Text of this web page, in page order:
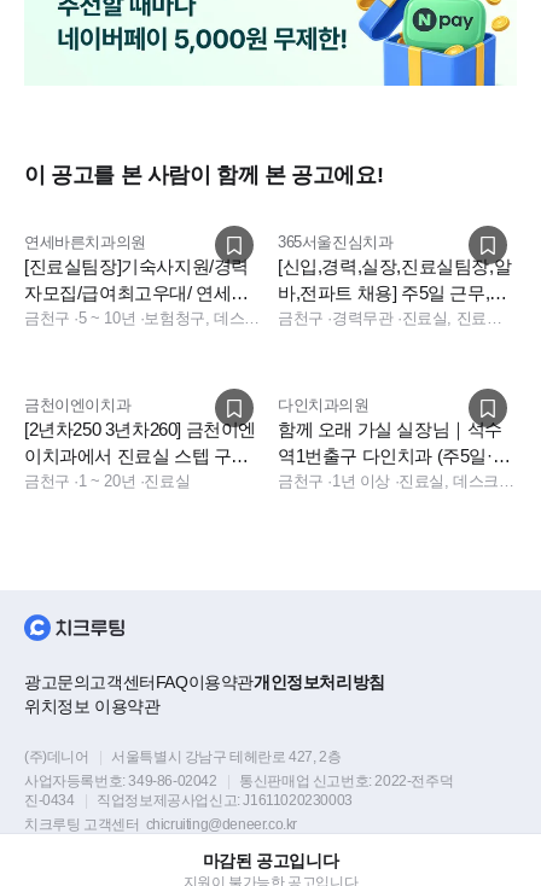
마감된 공고입니다
지원이 불가능한 공고입니다
이 공고를 본 사람이 함께 본 공고에요!
연세바른치과의원
[진료실팀장]기숙사지원/경력
자모집/급여최고우대/ 연세바
른치과에서 진료실 팀장님 구
금천구 ·5 ~ 10년 · 보험청구, 데스크, 진료실
365서울진심치과
[신입,경력,실장,진료실팀장,알
바,전파트 채용] 주5일 근무,신
규치과,인센티브
금천구 ·경력무관· 진료실, 진료팀장, 데스크, 실장, 소독실, 진료실, 데스크, 상담, 실장, 소독실
금천이엔이치과
[2년차250 3년차260] 금천이엔
이치과에서 진료실 스텝 구인
합니다.
금천구 ·1 ~ 20년 ·진료실
다인치과의원
함께 오래 가실 실장님｜석수
역1번출구 다인치과 (주5일·야
간X)
금천구 ·1년 이상 · 진료실, 데스크, 상담, 실장
광고문의고객센터FAQ이용약관개인정보처리방침
위치정보 이용약관
(주)데니어
서울특별시 강남구 테헤란로 427, 2층
사업자등록번호:349-86-02042 통신판매업 신고번호:2022-전주덕
진-0434
직업정보제공사업신고:J1611020230003
치크루팅 고객센터 chicruiting@deneer.co.kr
Copyright © DENEER Corp. all rights reserved.